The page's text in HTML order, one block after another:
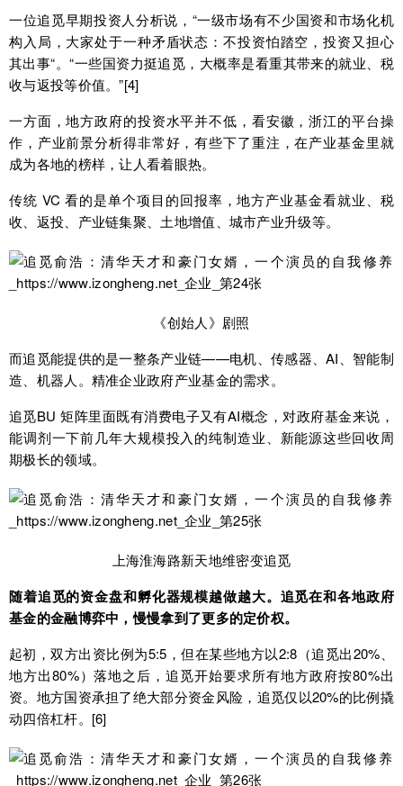
一位追觅早期投资人分析说，“一级市场有不少国资和市场化机
构入局，大家处于一种矛盾状态：不投资怕踏空，投资又担心
其出事“。“一些国资力挺追觅，大概率是看重其带来的就业、税
收与返投等价值。”[4]
一方面，地方政府的投资水平并不低，看安徽，浙江的平台操
作，产业前景分析得非常好，有些下了重注，在产业基金里就
成为各地的榜样，让人看着眼热。
传统 VC 看的是单个项目的回报率，地方产业基金看就业、税
收、返投、产业链集聚、土地增值、城市产业升级等。
《创始人》剧照
而追觅能提供的是一整条产业链——电机、传感器、AI、智能制
造、机器人。精准企业政府产业基金的需求。
追觅BU 矩阵里面既有消费电子又有AI概念，对政府基金来说，
能调剂一下前几年大规模投入的纯制造业、新能源这些回收周
期极长的领域。
上海淮海路新天地维密变追觅
随着追觅的资金盘和孵化器规模越做越大。追觅在和各地政府
基金的金融博弈中，慢慢拿到了更多的定价权。
起初，双方出资比例为5:5，但在某些地方以2:8（追觅出20%、
地方出80%）落地之后，追觅开始要求所有地方政府按80%出
资。地方国资承担了绝大部分资金风险，追觅仅以20%的比例撬
动四倍杠杆。[6]